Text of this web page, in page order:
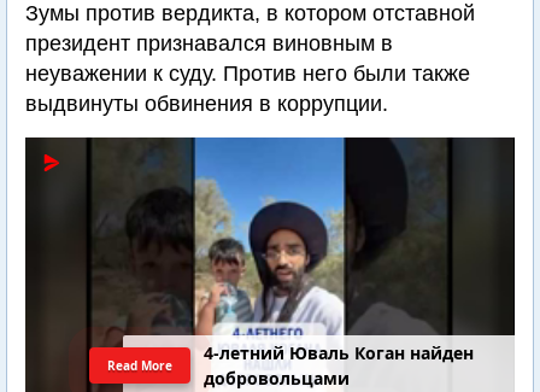
Зумы против вердикта, в котором отставной
президент признавался виновным в
неуважении к суду. Против него были также
выдвинуты обвинения в коррупции.
4-летний Юваль Коган найден
добровольцами
Read More